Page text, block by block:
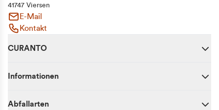
41747 Viersen
E-Mail
Kontakt
CURANTO
Informationen
Abfallarten